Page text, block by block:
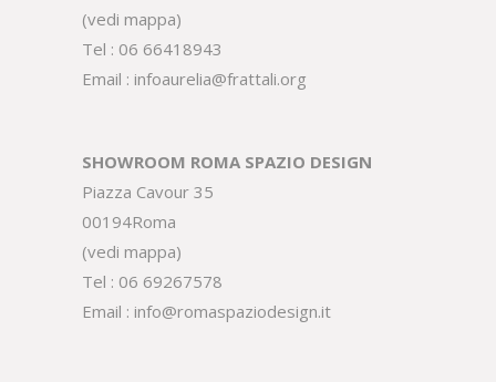
(vedi mappa)
Tel : 06 66418943
Email : infoaurelia@frattali.org
SHOWROOM ROMA SPAZIO DESIGN
Piazza Cavour 35
00194Roma
(vedi mappa)
Tel : 06 69267578
Email : info@romaspaziodesign.it